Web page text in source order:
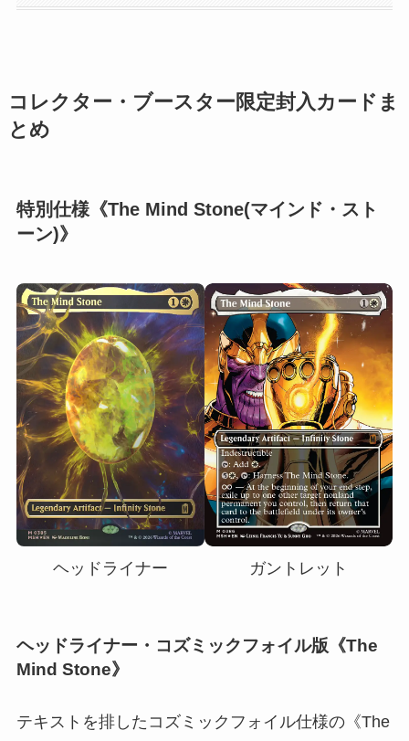
コレクター・ブースター限定封入カードま
とめ
特別仕様《The Mind Stone(マインド・スト
ーン)》
ヘッドライナー ガントレット
ヘッドライナー・コズミックフォイル版《The
Mind Stone》
テキストを排したコズミックフォイル仕様の《The